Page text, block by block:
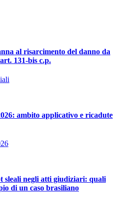
al risarcimento del danno da
131-bis c.p.
ambito applicativo e ricadute
sleali negli atti giudiziari: quali
di un caso brasiliano